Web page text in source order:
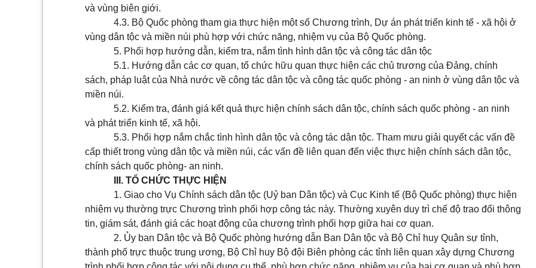
và vùng biên giới.
4.3. Bộ Quốc phòng tham gia thực hiện một số Chương trình, Dự án phát triển kinh tế - xã hội ở
vùng dân tộc và miền núi phù hợp với chức năng, nhiệm vụ của Bộ Quốc phòng.
5. Phối hợp hướng dẫn, kiểm tra, nắm tình hình dân tộc và công tác dân tộc
5.1. Hướng dẫn các cơ quan, tổ chức hữu quan thực hiện các chủ trương của Đảng, chính
sách, pháp luật của Nhà nước về công tác dân tộc và công tác quốc phòng - an ninh ở vùng dân tộc và
miền núi.
5.2. Kiểm tra, đánh giá kết quả thực hiện chính sách dân tộc, chính sách quốc phòng - an ninh
và phát triển kinh tế, xã hội.
5.3. Phối hợp nắm chắc tình hình dân tộc và công tác dân tộc. Tham mưu giải quyết các vấn đề
cấp thiết trong vùng dân tộc và miền núi, các vấn đề liên quan đến việc thực hiện chính sách dân tộc,
chính sách quốc phòng- an ninh.
III. TỔ CHỨC THỰC HIỆN
1. Giao cho Vụ Chính sách dân tộc (Uỷ ban Dân tộc) và Cục Kinh tế (Bộ Quốc phòng) thực hiện
nhiệm vụ thường trực Chương trình phối hợp công tác này. Thường xuyên duy trì chế độ trao đổi thông
tin, giám sát, đánh giá các hoạt động của chương trình phối hợp giữa hai cơ quan.
2. Ủy ban Dân tộc và Bộ Quốc phòng hướng dẫn Ban Dân tộc và Bộ Chỉ huy Quân sự tỉnh,
thành phố trực thuộc trung ương, Bộ Chỉ huy Bộ đội Biên phòng các tỉnh liên quan xây dựng Chương